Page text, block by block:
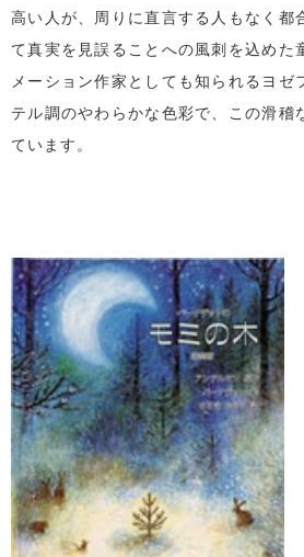
高い人が、周りに直言する人もなく都
て真実を見誤ることへの風刺を込めた
メーション作家としても知られるヨゼ
テル調のやわらかな色彩で、この滑稽
ています。